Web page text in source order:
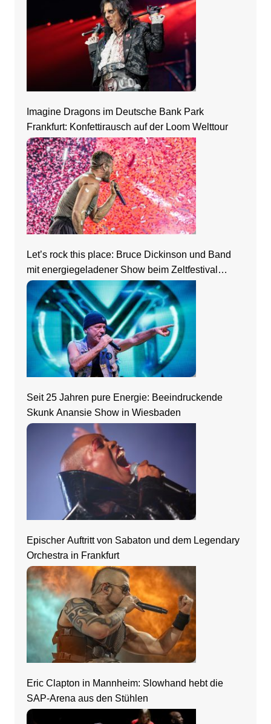
Imagine Dragons im Deutsche Bank Park
Frankfurt: Konfettirausch auf der Loom Welttour
Let’s rock this place: Bruce Dickinson und Band
mit energiegeladener Show beim Zeltfestival
Rhein-Neckar
Seit 25 Jahren pure Energie: Beeindruckende
Skunk Anansie Show in Wiesbaden
Epischer Auftritt von Sabaton und dem Legendary
Orchestra in Frankfurt
Eric Clapton in Mannheim: Slowhand hebt die
SAP-Arena aus den Stühlen